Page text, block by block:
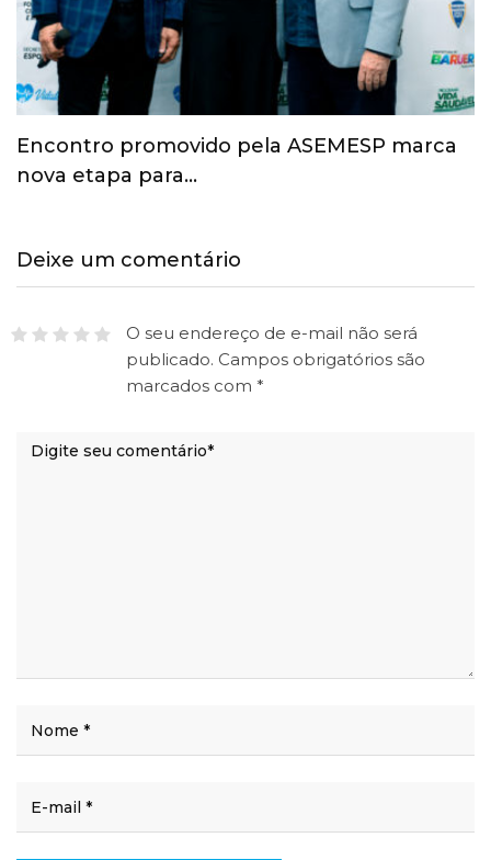
Esporte ganha espaço na agenda
econômica e mobiliza…
Deixe um comentário
O seu endereço de e-mail não será
publicado. Campos obrigatórios são
marcados com *